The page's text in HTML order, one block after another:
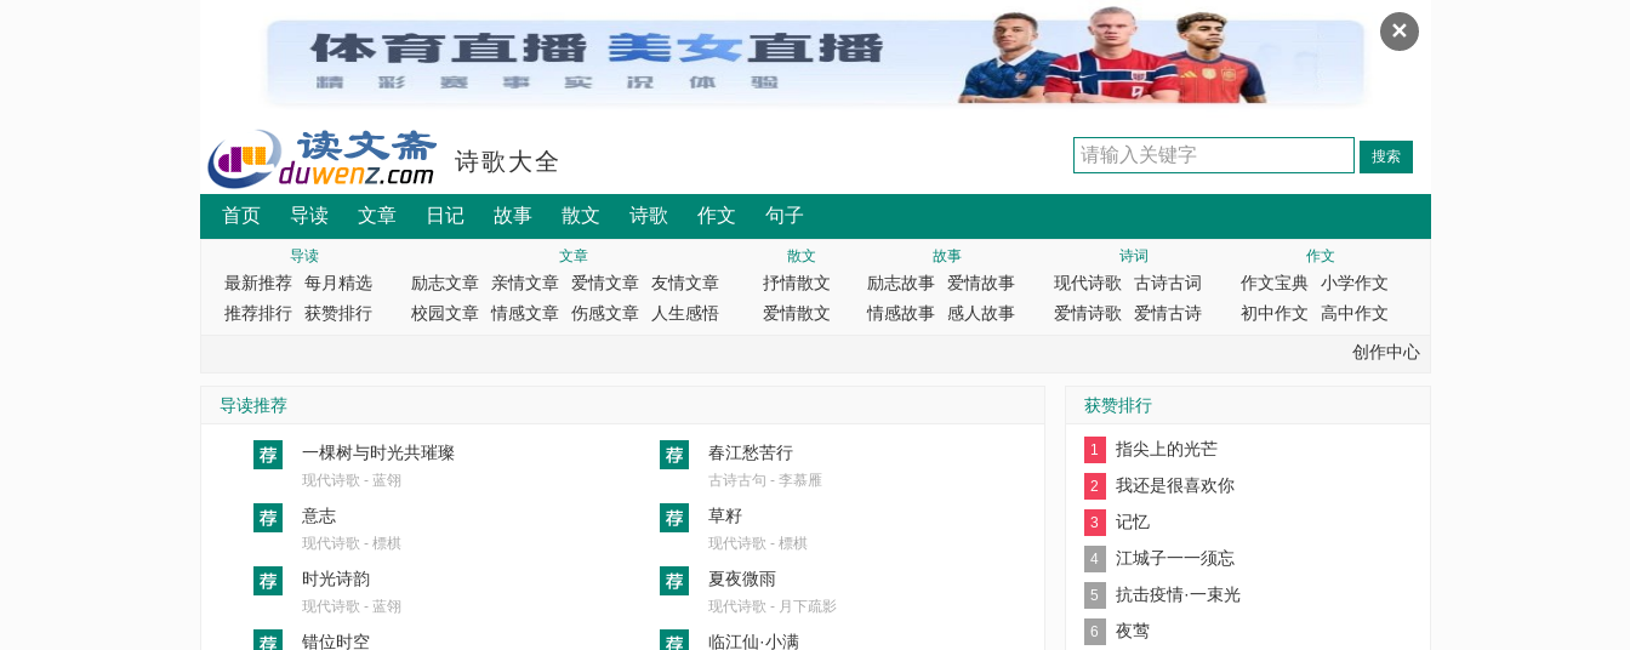
✕
诗歌大全
首页 导读 文章 日记 故事 散文 诗歌 作文 句子
导读
最新推荐
每月精选
推荐排行
获赞排行
文章
励志文章 亲情文章 爱情文章
友情文章
校园文章
情感文章 伤感文章 人生感悟
散文
抒情散文
爱情散文
故事
励志故事
爱情故事
情感故事
感人故事
诗词
现代诗歌
古诗古词
爱情诗歌
爱情古诗
作文
作文宝典
小学作文
初中作文
高中作文
创作中心
导读推荐
一棵树与时光共璀璨
现代诗歌 - 蓝翎
春江愁苦行
古诗古句 - 李慕雁
意志
现代诗歌 - 標棋
草籽
现代诗歌 - 標棋
时光诗韵
现代诗歌 - 蓝翎
夏夜微雨
现代诗歌 - 月下疏影
错位时空 临江仙·小满
获赞排行
指尖上的光芒
1
我还是很喜欢你
2
记忆
3
江城子一一须忘
4
抗击疫情·一束光
5
夜莺
6